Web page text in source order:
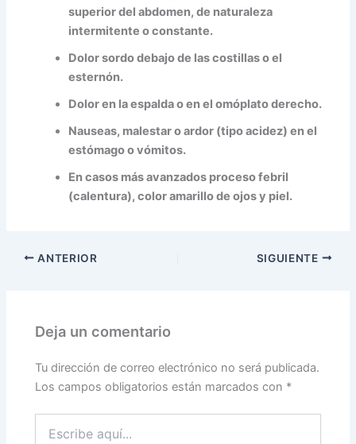
superior del abdomen, de naturaleza
intermitente o constante.
Dolor sordo debajo de las costillas o el
esternón.
Dolor en la espalda o en el omóplato derecho.
Nauseas, malestar o ardor (tipo acidez) en el
estómago o vómitos.
En casos más avanzados proceso febril
(calentura), color amarillo de ojos y piel.
ANTERIOR SIGUIENTE
Deja un comentario
Tu dirección de correo electrónico no será publicada.
Los campos obligatorios están marcados con *
aquí...